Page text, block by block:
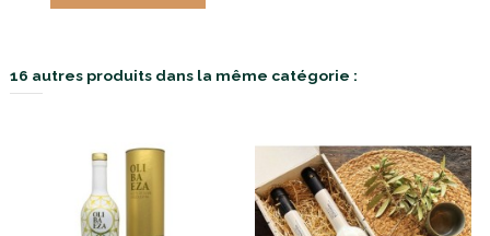
16 autres produits dans la même catégorie :